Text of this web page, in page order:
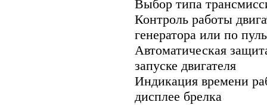
Выбор типа
Контроль работы
генератора или по
Автоматическая
запуске двигателя
Индикация времени
дисплее брелка